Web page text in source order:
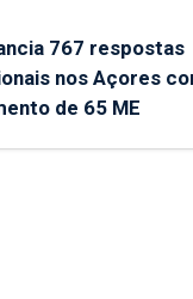
767 respostas
nos Açores
de 65 ME